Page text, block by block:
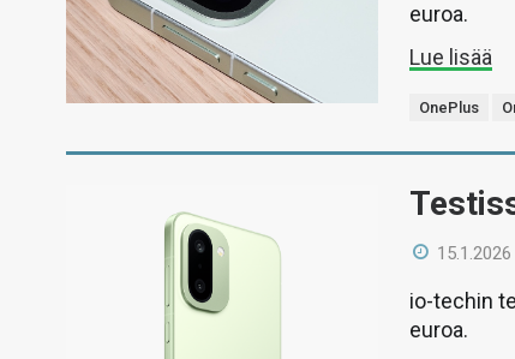
euroa.
Lue lisää
OnePlus
io-techin
euroa.